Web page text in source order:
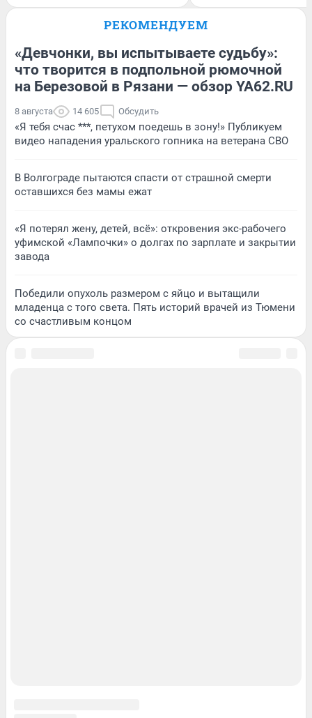
РЕКОМЕНДУЕМ
«Девчонки, вы испытываете судьбу»:
что творится в подпольной рюмочной
на Березовой в Рязани — обзор YA62.RU
8 августа 14 605 Обсудить
«Я тебя счас ***, петухом поедешь в зону!» Публикуем
видео нападения уральского гопника на ветерана СВО
В Волгограде пытаются спасти от страшной смерти
оставшихся без мамы ежат
«Я потерял жену, детей, всё»: откровения экс-рабочего
уфимской «Лампочки» о долгах по зарплате и закрытии
завода
Победили опухоль размером с яйцо и вытащили
младенца с того света. Пять историй врачей из Тюмени
со счастливым концом